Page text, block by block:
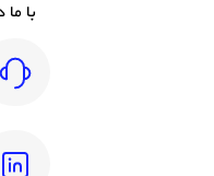
با ما